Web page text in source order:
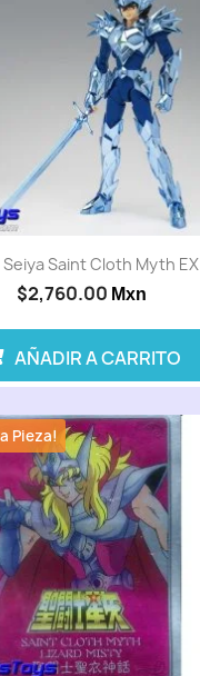
Seiya Saint Cloth Myth EX
$2,760.00 Mxn
AÑADIR A CARRITO
Pieza!